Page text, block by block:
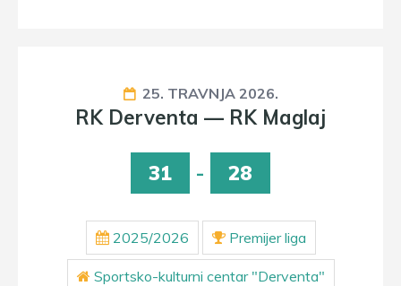
25. TRAVNJA 2026.
RK Derventa — RK Maglaj
31 - 28
2025/2026 Premijer liga
Sportsko-kulturni centar "Derventa"